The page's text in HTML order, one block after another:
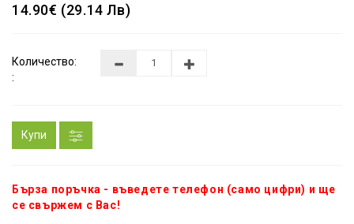
14.90€ (29.14 Лв)
Количество:
:
Купи
Бърза поръчка - въведете телефон (само цифри) и ще
се свържем с Вас!